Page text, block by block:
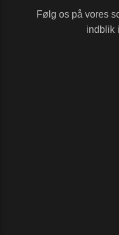
Følg os på vores
indblik